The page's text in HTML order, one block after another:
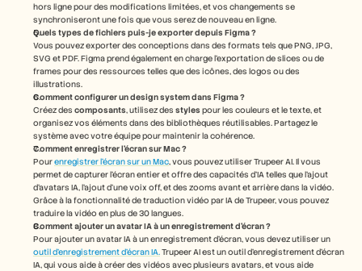
hors ligne pour des modifications limitées, et vos changements se
synchroniseront une fois que vous serez de nouveau en ligne.
Quels types de fichiers puis-je exporter depuis Figma ?
Vous pouvez exporter des conceptions dans des formats tels que PNG, JPG,
SVG et PDF. Figma prend également en charge l'exportation de slices ou de
frames pour des ressources telles que des icônes, des logos ou des
illustrations.
Comment configurer un design system dans Figma ?
Créez des composants, utilisez des styles pour les couleurs et le texte, et
organisez vos éléments dans des bibliothèques réutilisables. Partagez le
système avec votre équipe pour maintenir la cohérence.
Comment enregistrer l'écran sur Mac ?
Pour enregistrer l'écran sur un Mac, vous pouvez utiliser Trupeer AI. Il vous
permet de capturer l'écran entier et offre des capacités d'IA telles que l'ajout
d'avatars IA, l'ajout d'une voix off, et des zooms avant et arrière dans la vidéo.
Grâce à la fonctionnalité de traduction vidéo par IA de Trupeer, vous pouvez
traduire la vidéo en plus de 30 langues.
Comment ajouter un avatar IA à un enregistrement d'écran ?
outil d'enregistrement d'écran IA. Trupeer AI est un outil d'enregistrement d'écran
IA, qui vous aide à créer des vidéos avec plusieurs avatars, et vous aide